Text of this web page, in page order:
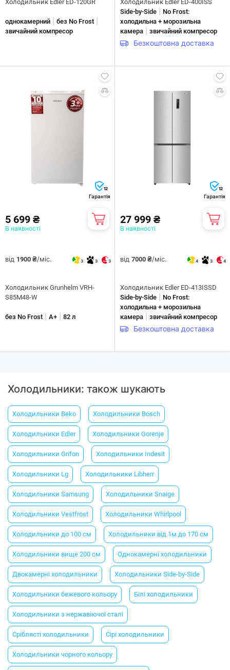
Холодильник Edler ED-120GR
однокамерний без No Frost
звичайний компресор
Холодильник Edler ED-400ISS
Side-by-Side
No Frost:
холодильна + морозильна
камера
звичайний компресор
Безкоштовна доставка
12
Гарантія
5 699 ₴
В наявності
від 1900 ₴/міс. 3 3 3
Холодильник Grunhelm VRH-
S85M48-W
без No Frost A+ 82 л
12
Гарантія
27 999 ₴
В наявності
від 7000 ₴/міс. 4 3 4
Холодильник Edler ED-413ISSD
Side-by-Side
No Frost:
холодильна + морозильна
камера
звичайний компресор
Безкоштовна доставка
Холодильники: також шукають
Холодильники Beko Холодильники Bosсh
Холодильники Еdler Холодильники Gorenje
Холодильники Grifon Холодильники Indesit
Холодильники Lg Холодильники Libherr
Холодильники Samsung Холодильники Snaige
Холодильники Vestfrost Холодильники Whirlpool
Холодильники до 100 см Холодильники від 1м до 170 см
Холодильники вище 200 см Однокамерні холодильники
Двокамерні холодильники Холодильники Side-by-Side
Холодильники бежевого кольору Білі холодильники
Холодильники з нержавіючої сталі
Сріблясті холодильники Сірі холодильники
Холодильники чорного кольору